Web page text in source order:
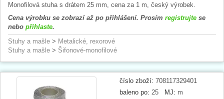
Monofilová stuha s drátem 25 mm, cena za 1 m, český výrobek.
Cena výrobku se zobrazí až po přihlášení. Prosím registrujte se
nebo přihlaste.
Stuhy a mašle > Metalické, rexorové
Stuhy a mašle > Šifonové-monofilové
číslo zboží: 708117329401
baleno po: 25 MJ: m